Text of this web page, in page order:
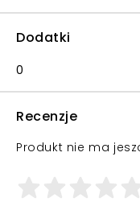
Dodatki
0
Recenzje
Produkt nie ma